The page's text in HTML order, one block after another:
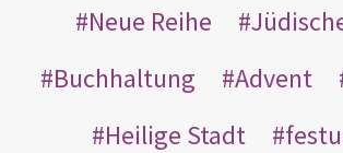
Neue Reihe
Buchhaltung
Advent
Heilige Stadt